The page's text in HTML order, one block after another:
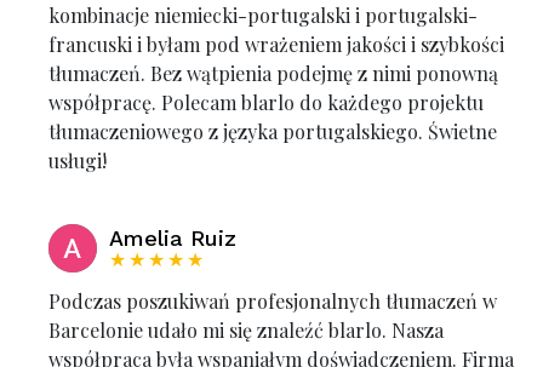
kombinacje niemiecki-portugalski i portugalski-
francuski i byłam pod wrażeniem jakości i szybkości
tłumaczeń. Bez wątpienia podejmę z nimi ponowną
współpracę. Polecam blarlo do każdego projektu
tłumaczeniowego z języka portugalskiego. Świetne
usługi!
Amelia Ruiz
★★★★★
Podczas poszukiwań profesjonalnych tłumaczeń w
Barcelonie udało mi się znaleźć blarlo. Nasza
współpraca była wspaniałym doświadczeniem. Firma